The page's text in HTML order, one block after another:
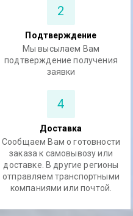
2
Подтверждение
Мы высылаем Вам
подтверждение получения
заявки
4
Доставка
Сообщаем Вам о готовности
заказа к самовывозу или
доставке. В другие регионы
отправляем транспортными
компаниями или почтой.